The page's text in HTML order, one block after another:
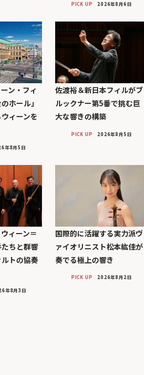
PICK UP 2026年8月6日
ン・フィ
ホール」
ィーンを
年8月5日
佐渡裕＆新日本フィルがブ
ルックナー第5番で挑む巨
大な響きの構築
PICK UP 2026年8月5日
ィーン＝
ちと群響
トの協奏
年8月3日
国際的に活躍する実力派ヴ
ァイオリニスト松本紘佳が
奏でる極上の響き
PICK UP 2026年8月2日